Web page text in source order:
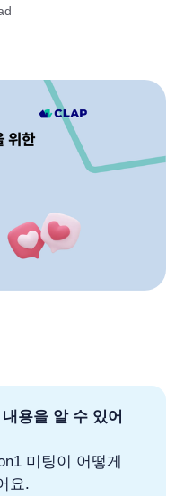
용을 알 수 있어
미팅이 어떻게
요.